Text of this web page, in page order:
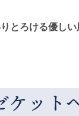
とろける優し